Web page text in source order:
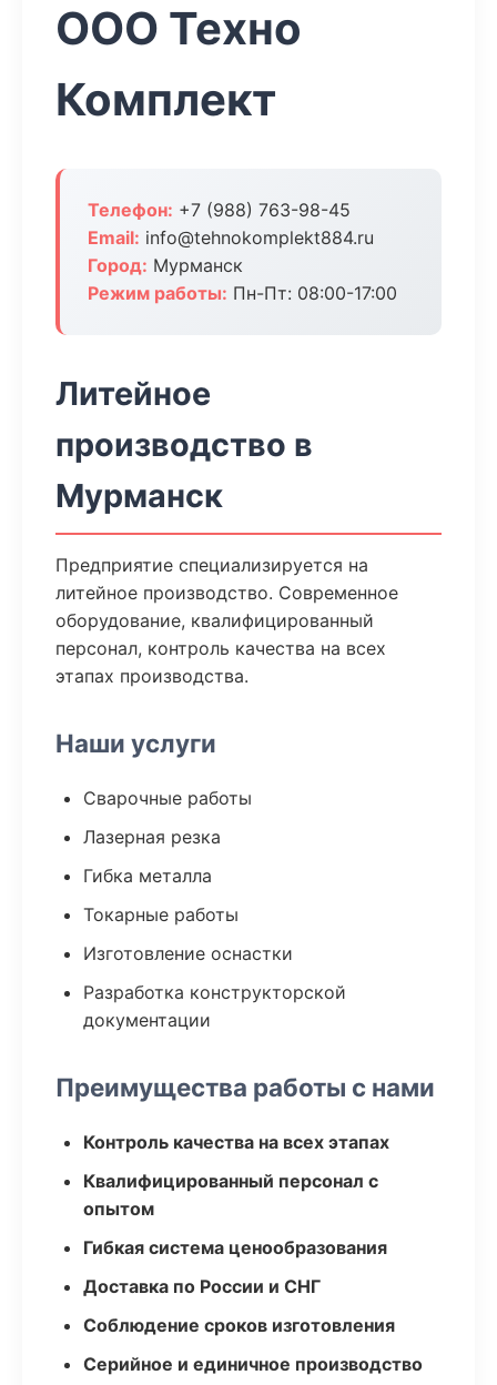
ООО Техно
Комплект
Телефон: +7 (988) 763-98-45
Email: info@tehnokomplekt884.ru
Город: Мурманск
Режим работы: Пн-Пт: 08:00-17:00
Литейное
производство в
Мурманск
Предприятие специализируется на
литейное производство. Современное
оборудование, квалифицированный
персонал, контроль качества на всех
этапах производства.
Наши услуги
Сварочные работы
Лазерная резка
Гибка металла
Токарные работы
Изготовление оснастки
Разработка конструкторской
документации
Преимущества работы с нами
Контроль качества на всех этапах
Квалифицированный персонал с
опытом
Гибкая система ценообразования
Доставка по России и СНГ
Соблюдение сроков изготовления
Серийное и единичное производство